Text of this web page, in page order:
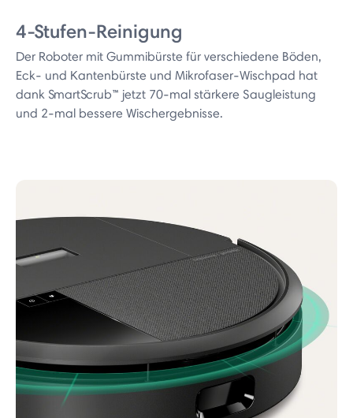
4-Stufen-Reinigung
Der Roboter mit Gummibürste für verschiedene Böden,
Eck- und Kantenbürste und Mikrofaser-Wischpad hat
dank SmartScrub™ jetzt 70-mal stärkere Saugleistung
und 2-mal bessere Wischergebnisse.